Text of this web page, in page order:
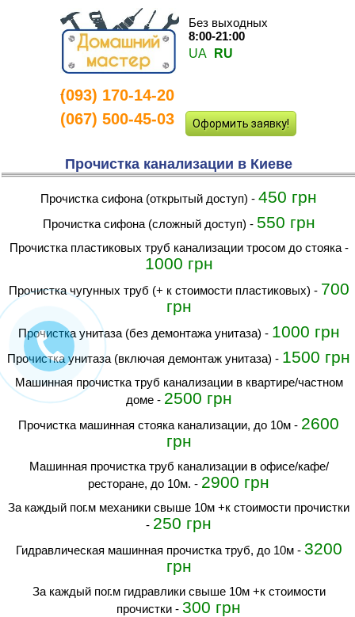
-
Без выходных
8:00-21:00
UA
RU
(093) 170-14-20
(067) 500-45-03
Оформить заявку!
Прочистка канализации в Киеве
прочистка сифона (открытый доступ) -450 грн
прочистка сифона (сложный доступ) - 550 грн
прочистка пластиковых труб канализации тросом до стояка -
1000 грн
прочистка чугунных труб (+ к стоимости пластиковых) - 700
грн
прочистка унитаза (без демонтажа унитаза) - 1000 грн
прочистка унитаза (включая демонтаж унитаза) - 1500 грн
Машинная прочистка труб канализации в квартире/частном
доме - 2500 грн
прочистка машинная стояка канализации, до 10м - 2600
грн
Машинная прочистка труб канализации в офисе/кафе/
ресторане, до 10м. - 2900 грн
за каждый пог.м механики свыше 10м +к стоимости прочистки
- 250 грн
гидравлическая машинная прочистка труб, до 10м - 3200
грн
за каждый пог.м гидравлики свыше 10м +к стоимости
прочистки -300 грн